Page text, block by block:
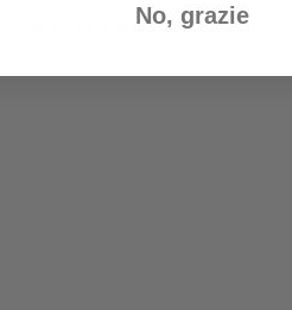
fino a 360 x 200 mm.
No, grazie